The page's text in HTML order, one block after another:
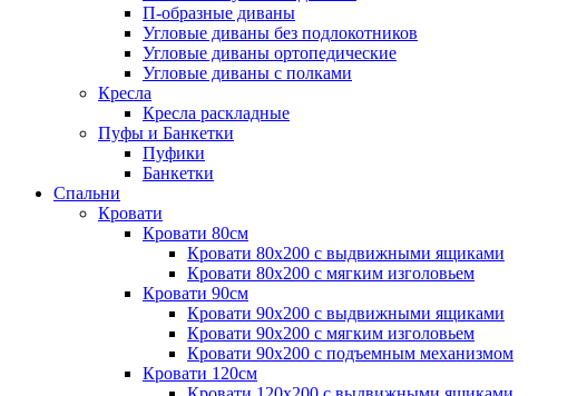
П-образные диваны
Угловые диваны без подлокотников
Угловые диваны ортопедические
Угловые диваны с полками
Кресла
Кресла раскладные
Пуфы и Банкетки
Пуфики
Банкетки
Спальни
Кровати
Кровати 80см
Кровати 80х200 с выдвижными ящиками
Кровати 80х200 с мягким изголовьем
Кровати 90см
Кровати 90х200 с выдвижными ящиками
Кровати 90х200 с мягким изголовьем
Кровати 90х200 с подъемным механизмом
Кровати 120см